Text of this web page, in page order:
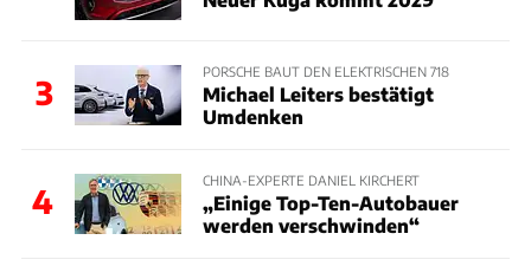
3
PORSCHE BAUT DEN ELEKTRISCHEN 718
Michael Leiters bestätigt
Umdenken
4
CHINA-EXPERTE DANIEL KIRCHERT
„Einige Top-Ten-Autobauer
werden verschwinden“